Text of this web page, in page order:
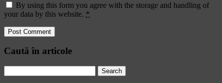
By using this form you agree with the storage and handling of
your data by this website. *
Caută în articole
for: